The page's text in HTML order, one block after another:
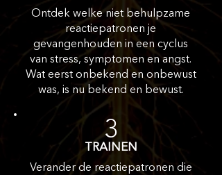
Ontdek welke niet behulpzame
reactiepatronen je
gevangenhouden in een cyclus
van stress, symptomen en angst.
Wat eerst onbekend en onbewust
was, is nu bekend en bewust.
TRAINEN
3
Verander de reactiepatronen die